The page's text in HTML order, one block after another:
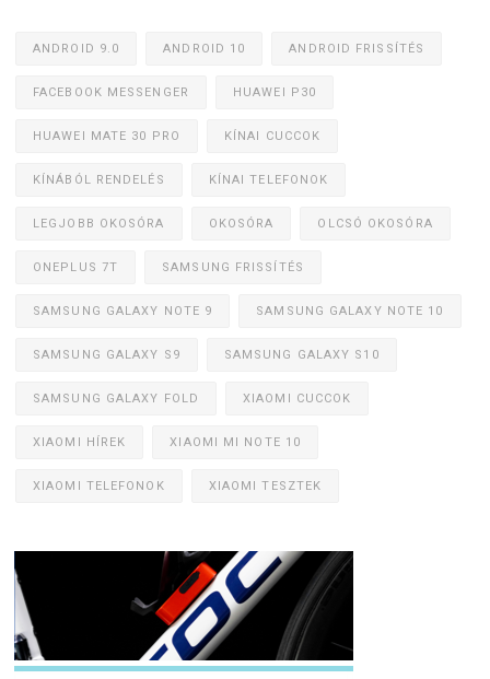
ANDROID 9.0 ANDROID 10 ANDROID FRISSÍTÉS
FACEBOOK MESSENGER HUAWEI P30
HUAWEI MATE 30 PRO KÍNAI CUCCOK
KÍNÁBÓL RENDELÉS KÍNAI TELEFONOK
LEGJOBB OKOSÓRA OKOSÓRA OLCSÓ OKOSÓRA
ONEPLUS 7T SAMSUNG FRISSÍTÉS
SAMSUNG GALAXY NOTE 9 SAMSUNG GALAXY NOTE 10
SAMSUNG GALAXY S9 SAMSUNG GALAXY S10
SAMSUNG GALAXY FOLD XIAOMI CUCCOK
XIAOMI HÍREK XIAOMI MI NOTE 10
XIAOMI TELEFONOK XIAOMI TESZTEK